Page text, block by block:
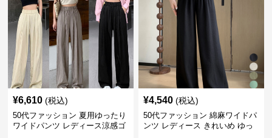
¥6,610 (税込)
50代ファッション 夏用ゆったり
ワイドパンツ レディース涼感ゴ
¥4,540 (税込)
50代ファッション 綿麻ワイドパ
ンツ レディース きれいめ ゆっ